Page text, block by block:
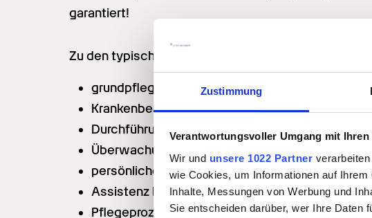
Zustimmung
Verantwortungsvoller Umgang mit Ihren
Wir und unsere 1022 Partner
wie Cookies, um Informationen auf
Inhalte, Messungen von Werbung und
Sie entscheiden darüber, wer Ihre Daten
garantiert!
Zu den typischen Aufgaben in der Pflege kranker
grundpflegerische Tätigkeiten und die
Krankenbeobachtung
Durchführung ärztlicher Anordnungen
Überwachung von Therapiemaßnahmen
persönliche Beratung der Patienten
Assistenz bei diagnostischen Maßnahmen
Pflegeprozessplanung und Dokumentation der